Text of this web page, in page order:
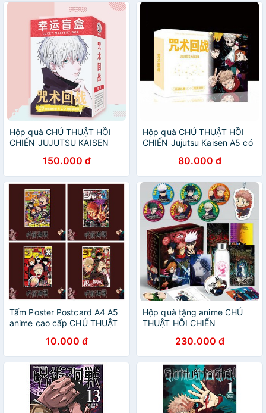
Hộp quà CHÚ THUẬT HỒI
CHIẾN JUJUTSU KAISEN
postcard bookmark banner
huy hiệu anime chibi
150.000 đ
Hộp quà CHÚ THUẬT HỒI
CHIẾN Jujutsu Kaisen A5 có
banner huy hiệu thiếp ảnh
dán album ảnh
80.000 đ
Tấm Poster Postcard A4 A5
anime cao cấp CHÚ THUẬT
KAISEN ver BÌA MANGA
chibi ảnh đẹp nhiều mẫu
10.000 đ
Hộp quà tặng anime CHÚ
THUẬT HỒI CHIẾN
bình nước, ảnh dán, vòng
tay, ảnh thẻ, postcard
230.000 đ